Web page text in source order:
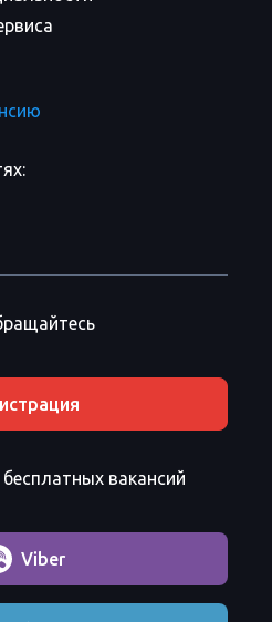
вакансий
Viber